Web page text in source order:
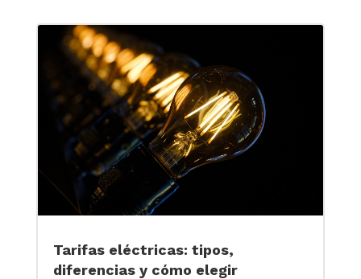
Tarifas eléctricas: tipos,
diferencias y cómo elegir